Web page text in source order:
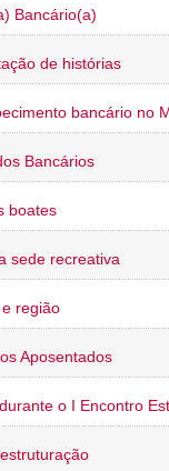
Bancário(a)
de histórias
bancário no
Bancários
boates
sede recreativa
região
Aposentados
o I Encontro